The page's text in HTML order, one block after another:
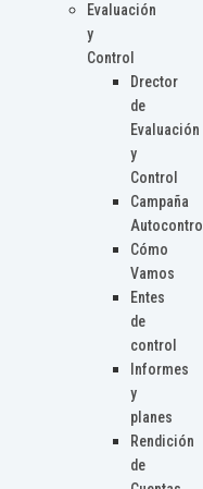
Evaluación
y
Control
Drector
de
Evaluación
y
Control
Campaña
Autocontrol
Cómo
Vamos
Entes
de
control
Informes
y
planes
Rendición
de